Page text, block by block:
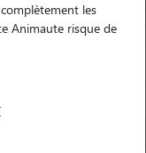
les
Animaute risque de